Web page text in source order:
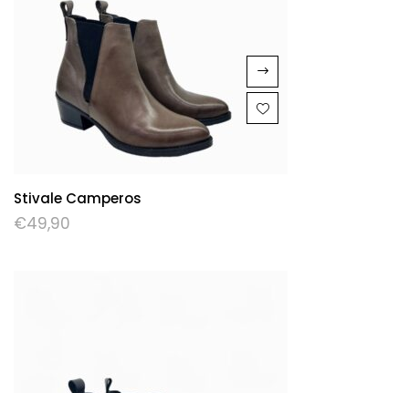
Stivale Camperos
€49,90